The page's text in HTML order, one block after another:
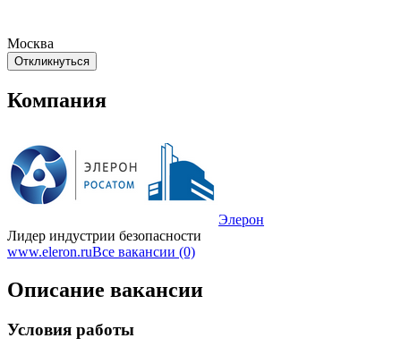
Москва
Откликнуться
Компания
Элерон
Лидер индустрии безопасности
www.eleron.ruВсе вакансии (0)
Описание вакансии
Условия работы